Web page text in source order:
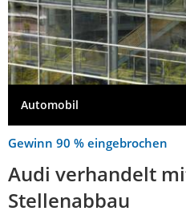
Automobil
Gewinn 90 % eingebrochen
Audi verhandelt
Stellenabbau